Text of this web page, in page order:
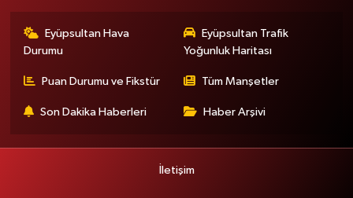
Eyüpsultan Hava
Durumu
Eyüpsultan Trafik
Yoğunluk Haritası
Puan Durumu ve Fikstür Tüm Manşetler
Son Dakika Haberleri Haber Arşivi
İletişim